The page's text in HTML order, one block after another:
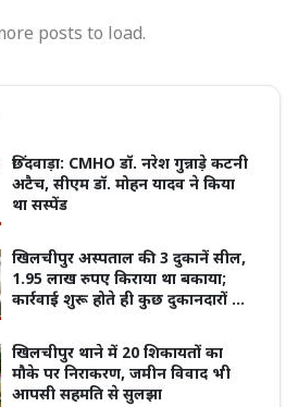
posts to load.
छिंदवाड़ा: CMHO डॉ. नरेश गुन्नाड़े कटनी
अटैच, सीएम डॉ. मोहन यादव ने किया
था सस्पेंड
खिलचीपुर अस्पताल की 3 दुकानें सील,
1.95 लाख रुपए किराया था बकाया;
कार्रवाई शुरू होते ही कुछ दुकानदारों ने
खिलचीपुर थाने में 20 शिकायतों का
मौके पर निराकरण, जमीन विवाद भी
आपसी सहमति से सुलझा